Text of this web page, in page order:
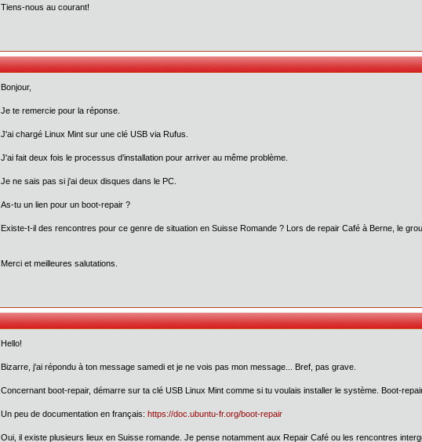
Tiens-nous au courant!
Bonjour,
Je te remercie pour la réponse.
J'ai chargé Linux Mint sur une clé USB via Rufus.
J'ai fait deux fois le processus d'installation pour arriver au même problème.
Je ne sais pas si j'ai deux disques dans le PC.
As-tu un lien pour un boot-repair ?
Existe-t-il des rencontres pour ce genre de situation en Suisse Romande ? Lors de repair Café à Berne, le
Merci et meilleures salutations.
Hello!
Bizarre, j'ai répondu à ton message samedi et je ne vois pas mon message... Bref, pas grave.
Concernant boot-repair, démarre sur ta clé USB Linux Mint comme si tu voulais installer le système. Boot-
Un peu de documentation en français: https://doc.ubuntu-fr.org/boot-repair
Oui, il existe plusieurs lieux en Suisse romande. Je pense notamment aux Repair Café ou les rencontres